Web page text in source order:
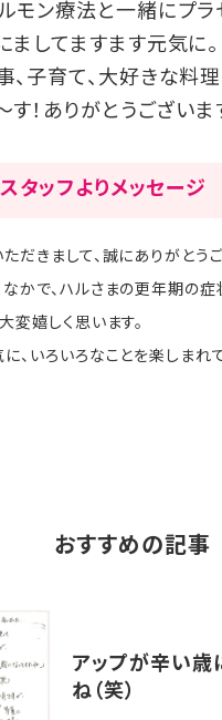
モン療法と一緒にプラ
ましてますます元気に。
、子育て、大好きな料
！ありがとうございま
タッフよりメッセージ
だきまして、誠にありがとうご
なかで、ハルさまの更年期の
変嬉しく思います。
、いろいろなことを楽しまれ
おすすめの記事
アップが辛い歳
ね（笑）